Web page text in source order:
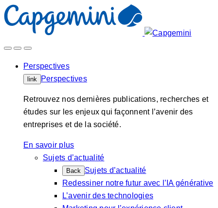
Skip
to
Perspectives
link Perspectives
Retrouvez nos dernières publications, recherches et
études sur les enjeux qui façonnent l’avenir des
entreprises et de la société.
En savoir plus
Sujets d’actualité
Back Sujets d’actualité
Redessiner notre futur avec l’IA générative
L’avenir des technologies